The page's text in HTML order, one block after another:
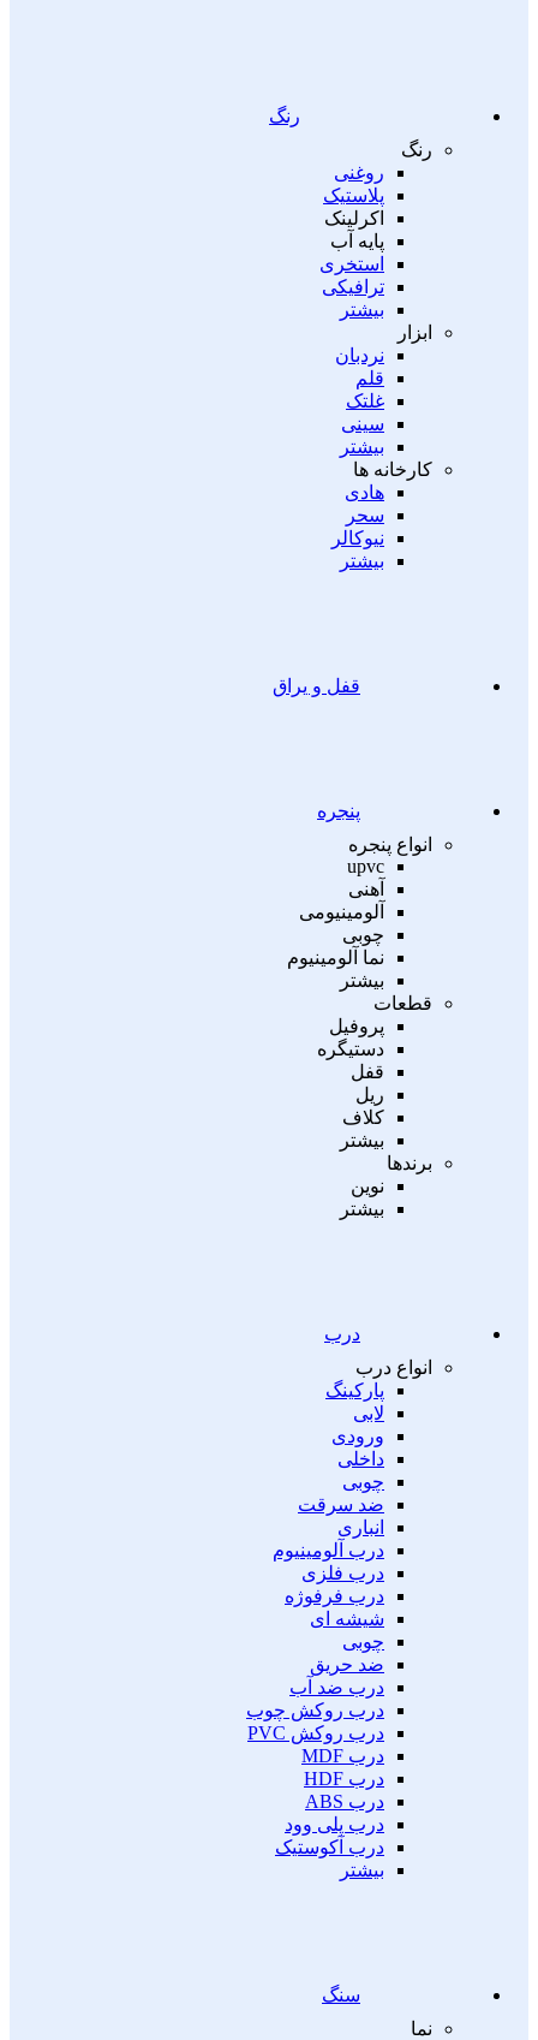
رنگ
رنگ
روغنی
پلاستیک
اکرلینک
پایه آب
استخری
ترافیکی
بیشتر
ابزار
نردبان
قلم
غلتک
سینی
بیشتر
کارخانه ها
هادی
سحر
نیوکالر
بیشتر
قفل و یراق
پنجره
انواع پنجره
upvc
آهنی
آلومینیومی
چوبی
نما آلومینیوم
بیشتر
قطعات
پروفیل
دستیگره
قفل
ریل
کلاف
بیشتر
برندها
نوین
بیشتر
درب
انواع درب
پارکینگ
لابی
ورودی
داخلی
چوبی
ضد سرقت
انباری
درب آلومینیوم
درب فلزی
درب فرفوژه
شیشه ای
چوبی
ضد حریق
درب ضد آب
درب روکش چوب
درب روکش PVC
درب MDF
درب HDF
درب ABS
درب پلی وود
درب آکوستیک
بیشتر
سنگ
نما